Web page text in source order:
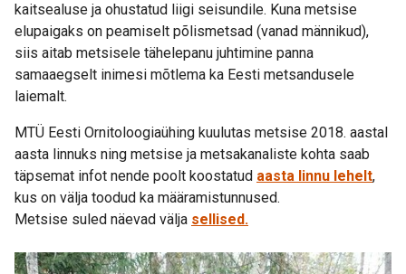
kaitsealuse ja ohustatud liigi seisundile. Kuna metsise
elupaigaks on peamiselt põlismetsad (vanad männikud),
siis aitab metsisele tähelepanu juhtimine panna
samaaegselt inimesi mõtlema ka Eesti metsandusele
laiemalt.
MTÜ Eesti Ornitoloogiaühing kuulutas metsise 2018. aastal
aasta linnuks ning metsise ja metsakanaliste kohta saab
täpsemat infot nende poolt koostatud aasta linnu lehelt,
kus on välja toodud ka määramistunnused.
Metsise suled näevad välja sellised.